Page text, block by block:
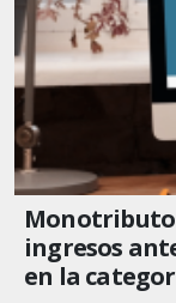
Monotributo
ingresos
en la